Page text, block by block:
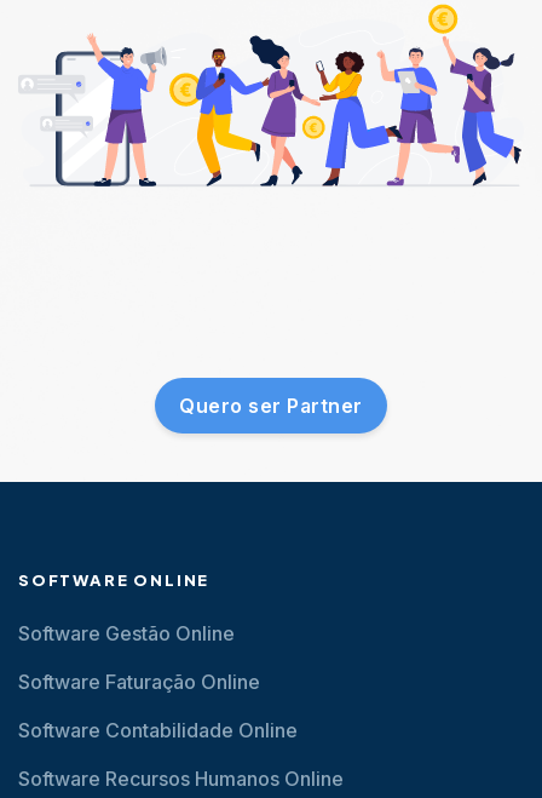
Quero ser Partner
SOFTWARE ONLINE
Software Gestão Online
Software Faturação Online
Software Contabilidade Online
Software Recursos Humanos Online